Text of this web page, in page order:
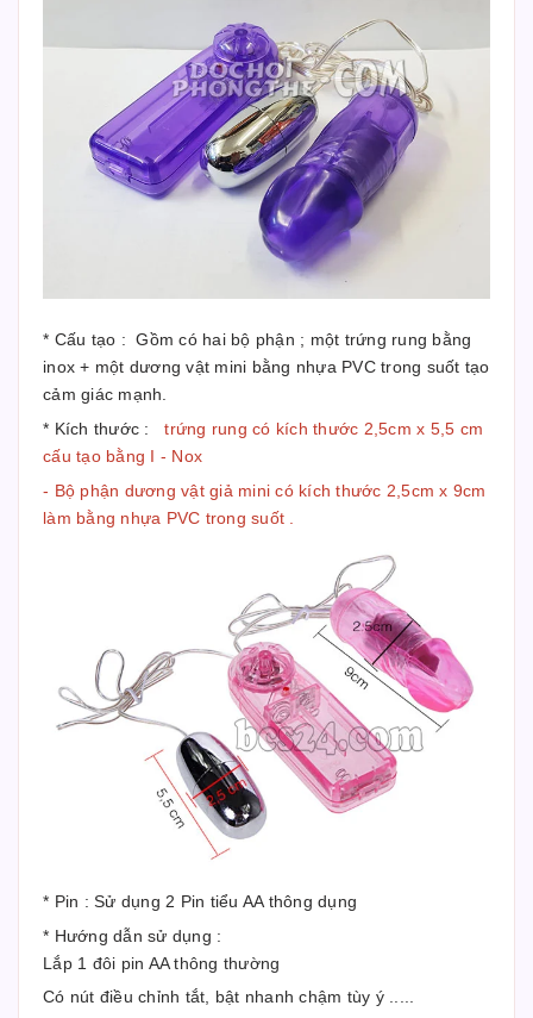
* Cấu tạo : Gồm có hai bộ phận ; một trứng rung bằng
inox + một dương vật mini bằng nhựa PVC trong suốt tạo
cảm giác mạnh.
* Kích thước :
trứng rung có kích thước 2,5cm x 5,5 cm
cấu tạo bằng I - Nox
- Bộ phận dương vật giả mini có kích thước 2,5cm x 9cm
làm bằng nhựa PVC trong suốt .
* Pin : Sử dụng 2 Pin tiểu AA thông dụng
* Hướng dẫn sử dụng :
Lắp 1 đôi pin AA thông thường
Có nút điều chỉnh tắt, bật nhanh chậm tùy ý .....